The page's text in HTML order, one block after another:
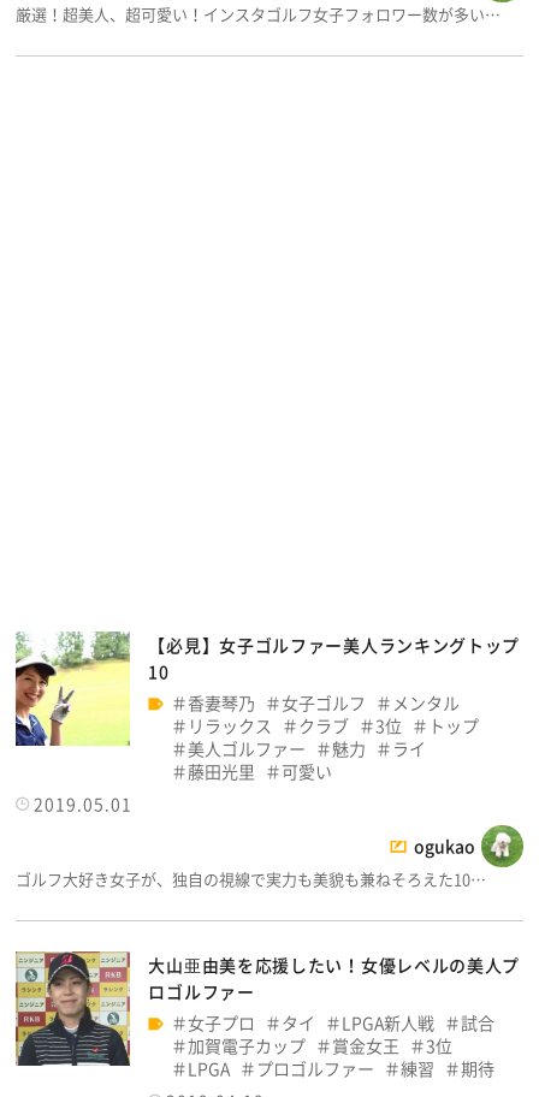
厳選！超美人、超可愛い！インスタゴルフ女子フォロワー数が多い…
【必見】女子ゴルファー美人ランキングトップ
10
香妻琴乃
女子ゴルフ
メンタル
リラックス
クラブ 3位
トップ
美人ゴルファー
魅力
ライ
藤田光里
可愛い
2019.05.01
ogukao
ゴルフ大好き女子が、独自の視線で実力も美貌も兼ねそろえた10…
大山亜由美を応援したい！女優レベルの美人プ
ロゴルファー
女子プロ
タイ LPGA新人戦
試合
加賀電子カップ
賞金女王
3位
LPGA
プロゴルファー 練習
期待